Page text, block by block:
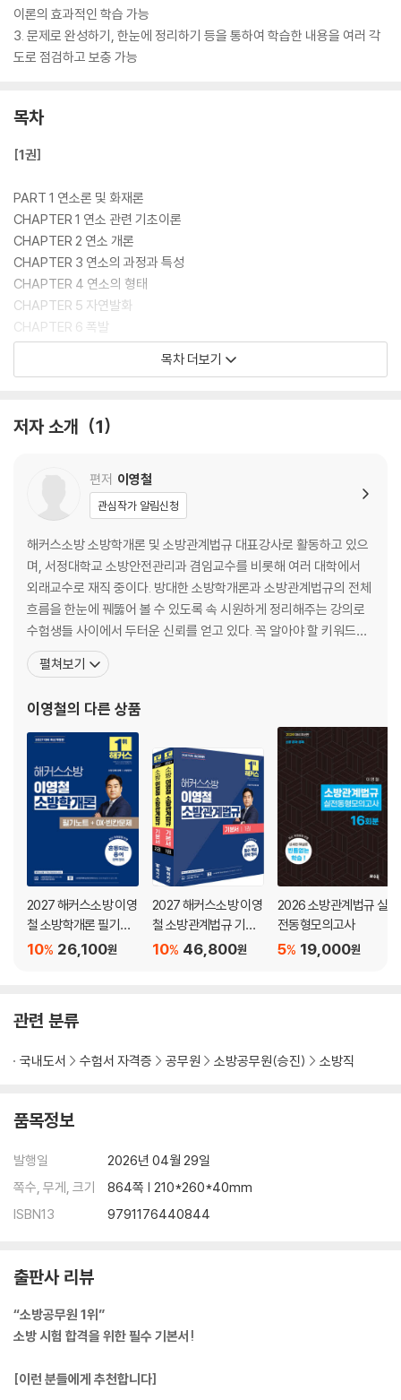
이론의 효과적인 학습 가능
3. 문제로 완성하기, 한눈에 정리하기 등을 통하여 학습한 내용을 여러 각
도로 점검하고 보충 가능
목차
[1권]
PART 1 연소론 및 화재론
CHAPTER 1 연소 관련 기초이론
CHAPTER 2 연소 개론
CHAPTER 3 연소의 과정과 특성
CHAPTER 4 연소의 형태
CHAPTER 5 자연발화
CHAPTER 6 폭발
CHAPTER 7 유류저장탱크 화재 시 이상 현상
CHAPTER 11 건축물 화재의 성상
CHAPTER 13 건축방화계획
한눈에 정리하기
PART 2 소화약제
CHAPTER 1 소화약제의 개설
CHAPTER 2 물소화약제
CHAPTER 3 강화액소화약제
CHAPTER 4 산, 알칼리소화약제
CHAPTER 5 포소화약제
CHAPTER 6 이산화탄소소화약제
CHAPTER 8 할로겐화합물 및 불활성기체 소화약제
CHAPTER 9 분말소화약제
PART 3 위험물의 종류별 특성과 소화방법
CHAPTER 1 제1류 위험물(산화성 고체)
CHAPTER 2 제2류 위험물(가연성 고체)
CHAPTER 3 제3류 위험물(금수성 및 자연발화성 물질)
CHAPTER 4 제4류 위험물(인화성 액체)
CHAPTER 5 제5류 위험물(자기반응성 물질)
CHAPTER 6 제6류 위험물(산화성 액체)
한눈에 정리하기
CHAPTER 1 화재조사의 개설
CHAPTER 3 화재조사 및 보고규정상의 화재조사
[2권]
PART 5 재난 및 안전관리 기본법
CHAPTER 1 재난관리 이론
CHAPTER 2 재난 및 안전관리 기본법의 개설
CHAPTER 5 재난의 예방
CHAPTER 7 재난의 대응
CHAPTER 8 재난의 복구
CHAPTER 10 보칙
목차 더보기
저자 소개 1
편저 이영철
관심작가 알림신청
해커스소방 소방학개론 및 소방관계법규 대표강사로 활동하고 있으
며, 서정대학교 소방안전관리과 겸임교수를 비롯해 여러 대학에서
외래교수로 재직 중이다. 방대한 소방학개론과 소방관계법규의 전체
흐름을 한눈에 꿰뚫어 볼 수 있도록 속 시원하게 정리해주는 강의로
수험생들 사이에서 두터운 신뢰를 얻고 있다. 꼭 알아야 할 키워드만
골라 쉽게 정리하고, 큰 그림부터 세부 내용까지 자연스럽게 이어지
는 흐름으로 공부할 수 있어 어렵게 느껴졌던 내용도 막힘 없이 이해
전략까지 더해, 수험생 누구나 빠르고 확실하게 합격에 다가설 수
펼쳐보기
이영철의 다른 상품
2027 해커스소방 이영
철 소방학개론 필기노
트+OX·빈칸문제
26,100원
10%
2027 해커스소방 이영
철 소방관계법규 기본
서
46,800원
10%
2026 소방관계법규 실
전동형모의고사
19,000원
5%
관련 분류
국내도서 수험서 자격증 공무원 소방공무원(승진) 소방직
품목정보
발행일
2026년 04월 29일
쪽수, 무게, 크기
864쪽 | 210*260*40mm
ISBN13
9791176440844
출판사 리뷰
“소방공무원 1위”
소방 시험 합격을 위한 필수 기본서!
[이런 분들에게 추천합니다]